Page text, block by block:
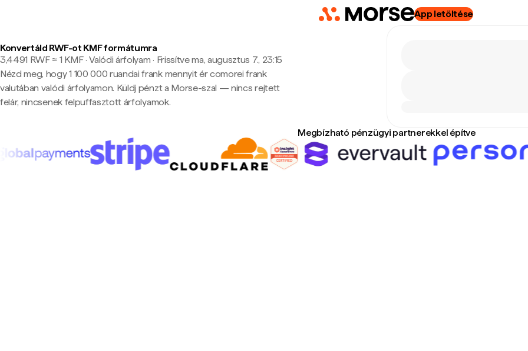
App letöltése
Konvertáld RWF-ot KMF formátumra
3,4491 RWF ≈ 1 KMF · Valódi árfolyam · Frissítve ma, augusztus 7., 23:15
Nézd meg, hogy 1 100 000 ruandai frank mennyit ér comorei frank
valutában valódi árfolyamon. Küldj pénzt a Morse-szal — nincs rejtett
felár, nincsenek felpuffasztott árfolyamok.
Megbízható pénzügyi partnerekkel építve